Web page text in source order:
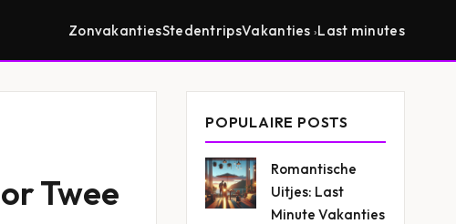
ZonvakantiesStedentripsVakanties Last minutes
Twee
POPULAIRE POSTS
Romantische
Uitjes: Last
Minute Vakanties